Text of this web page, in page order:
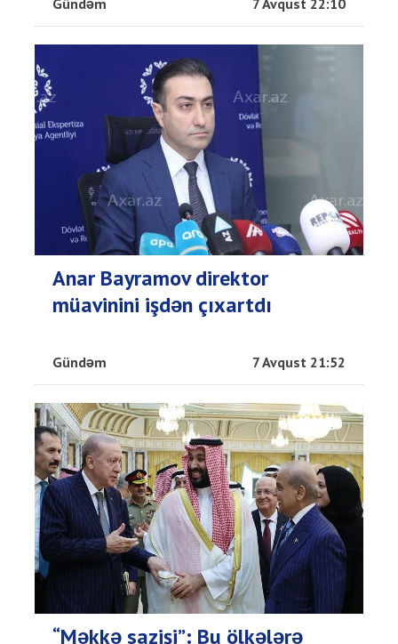
Gündəm 7 Avqust 22:10
Anar Bayramov direktor
müavinini işdən çıxartdı
Gündəm 7 Avqust 21:52
“Məkkə sazişi”: Bu ölkələrə